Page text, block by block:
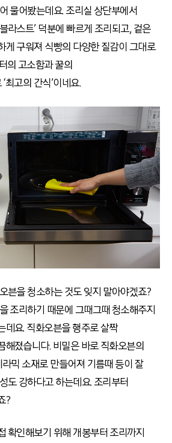
물어봤는데요. 조리실 상단부에서
라스트’ 덕분에 빠르게 조리되고, 겉은
게 구워져 식빵의 다양한 질감이 그대로
의 고소함과 꿀의
최고의 간식’이네요.
븐을 청소하는 것도 잊지 말아야겠죠?
조리하기 때문에 그때그때 청소해주지
데요. 직화오븐을 행주로 살짝
해졌습니다. 비밀은 바로 직화오븐의
믹 소재로 만들어져 기름때 등이 잘
도 강하다고 하는데요. 조리부터
?
확인해보기 위해 개봉부터 조리까지